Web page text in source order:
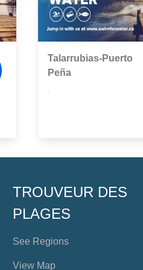
Talarrubias-Puerto
Peña
TROUVEUR DES
PLAGES
See Regions
View Map